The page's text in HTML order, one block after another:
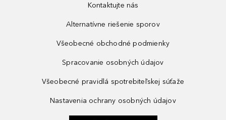
Kontaktujte nás
Alternatívne riešenie sporov
Všeobecné obchodné podmienky
Spracovanie osobných údajov
Všeobecné pravidlá spotrebiteľskej súťaže
Nastavenia ochrany osobných údajov